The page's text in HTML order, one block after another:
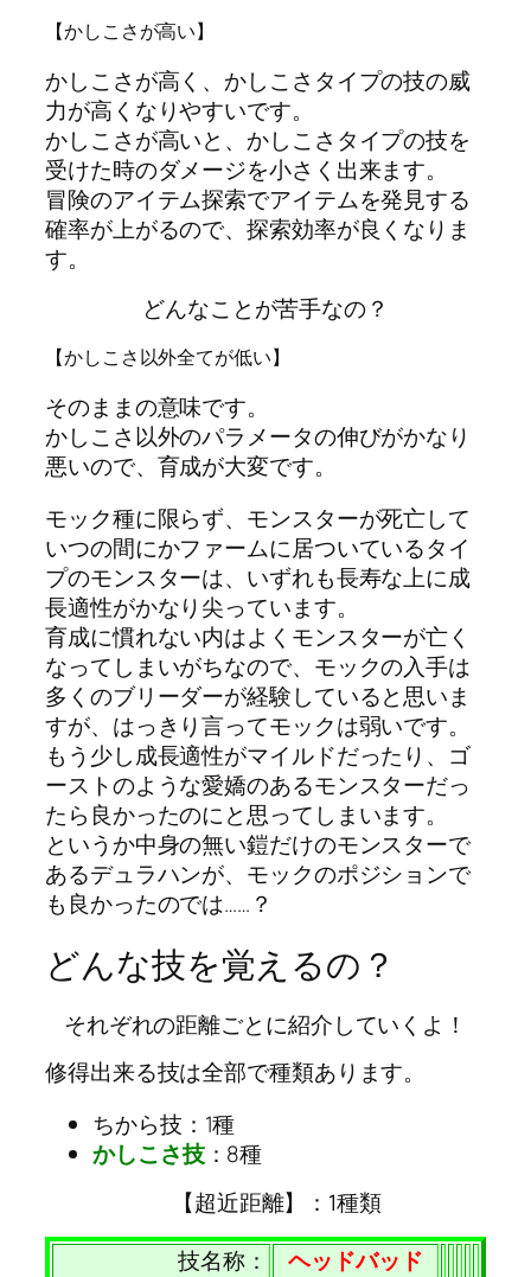
【かしこさが高い】
かしこさが高く、かしこさタイプの技の威
力が高くなりやすいです。
かしこさが高いと、かしこさタイプの技を
受けた時のダメージを小さく出来ます。
冒険のアイテム探索でアイテムを発見する
確率が上がるので、探索効率が良くなりま
す。
どんなことが苦手なの？
【かしこさ以外全てが低い】
そのままの意味です。
かしこさ以外のパラメータの伸びがかなり
悪いので、育成が大変です。
モック種に限らず、モンスターが死亡して
いつの間にかファームに居ついているタイ
プのモンスターは、いずれも長寿な上に成
長適性がかなり尖っています。
育成に慣れない内はよくモンスターが亡く
なってしまいがちなので、モックの入手は
多くのブリーダーが経験していると思いま
すが、はっきり言ってモックは弱いです。
もう少し成長適性がマイルドだったり、ゴ
ーストのような愛嬌のあるモンスターだっ
たら良かったのにと思ってしまいます。
というか中身の無い鎧だけのモンスターで
あるデュラハンが、モックのポジションで
も良かったのでは……？
どんな技を覚えるの？
それぞれの距離ごとに紹介していくよ！
修得出来る技は全部で種類あります。
ちから技：1種
かしこさ技：8種
【超近距離】：1種類
技名称：
ヘッドバッド